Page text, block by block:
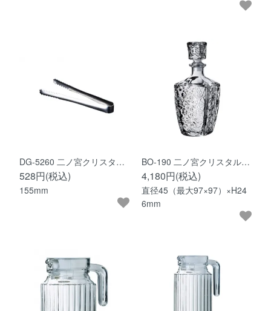
DG-5260 二ノ宮クリスタ…
528円(税込)
155mm
BO-190 二ノ宮クリスタル…
4,180円(税込)
直径45（最大97×97）×H24
6mm